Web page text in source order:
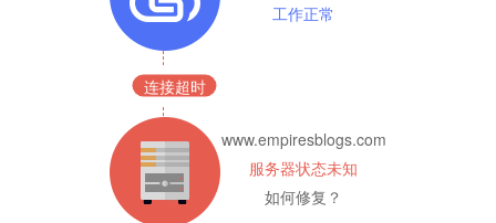
工作正常
连接超时
www.empiresblogs.com
服务器状态未知
如何修复？